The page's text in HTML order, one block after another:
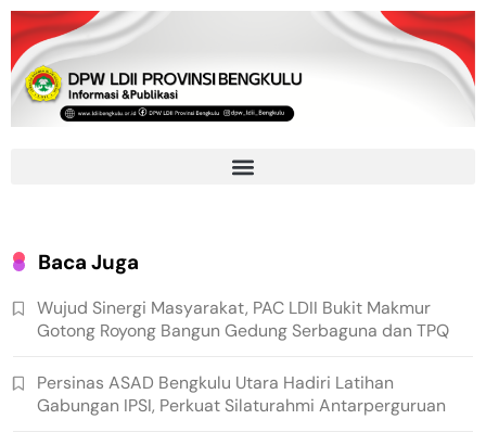
Baca Juga
Wujud Sinergi Masyarakat, PAC LDII Bukit Makmur
Gotong Royong Bangun Gedung Serbaguna dan TPQ
Persinas ASAD Bengkulu Utara Hadiri Latihan
Gabungan IPSI, Perkuat Silaturahmi Antarperguruan